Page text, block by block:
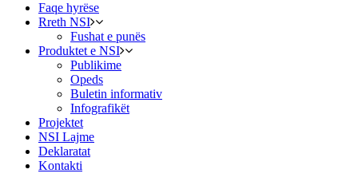
Faqe hyrëse
Rreth NSI
Fushat e punës
Produktet e NSI
Publikime
Opeds
Buletin informativ
Infografikët
Projektet
NSI Lajme
Deklaratat
Kontakti